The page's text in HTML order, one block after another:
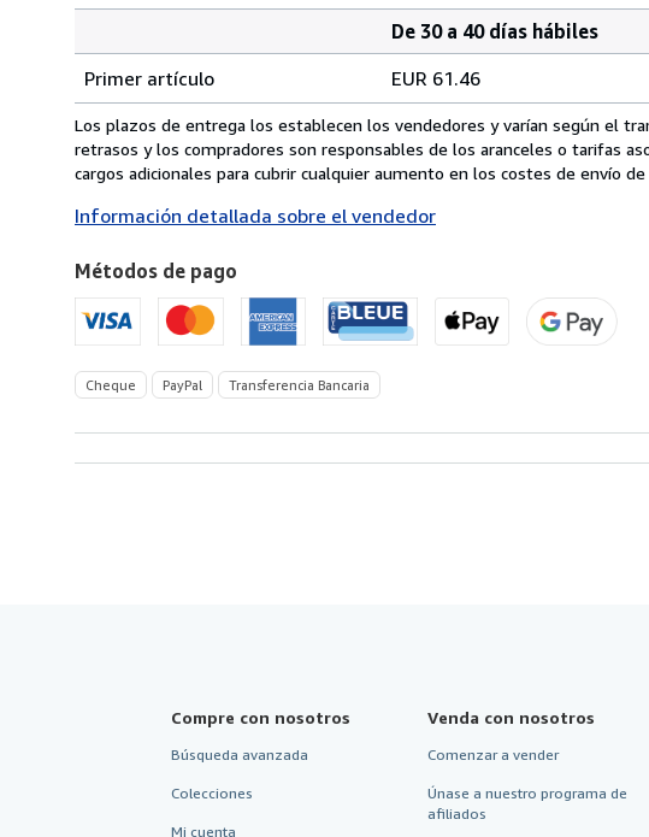
de
envío
de
Alemania
Estados
de
America
pedido
De 30 a 40 días hábiles
Primer artículo
EUR 61.46
Los plazos de entrega los establecen los vendedores y varían según el
retrasos y los compradores son responsables de los aranceles o tarifas
cargos adicionales para cubrir cualquier aumento en los costes de envío
Información detallada sobre el vendedor
Métodos de pago
Cheque PayPal Transferencia Bancaria
Compre con nosotros
Búsqueda avanzada
Colecciones
Mi cuenta
Venda con nosotros
Comenzar a vender
Únase a nuestro programa de
afiliados